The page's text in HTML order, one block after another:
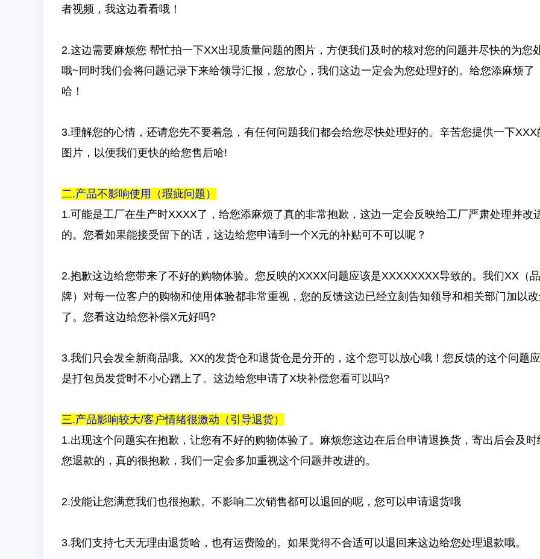
者视频，我这边看看哦！
2.这边需要麻烦您 帮忙拍一下XX出现质量问题的图片，方便我们及时的核对您的问题并尽快的为您
哦~同时我们会将问题记录下来给领导汇报，您放心，我们这边一定会为您处理好的。给您添麻烦了
哈！
3.理解您的心情，还请您先不要着急，有任何问题我们都会给您尽快处理好的。辛苦您提供一下XXX
图片，以便我们更快的给您售后哈!
二.产品不影响使用（瑕疵问题）
1.可能是工厂在生产时XXXX了，给您添麻烦了真的非常抱歉，这边一定会反映给工厂严肃处理并改
的。您看如果能接受留下的话，这边给您申请到一个X元的补贴可不可以呢？
2.抱歉这边给您带来了不好的购物体验。您反映的XXXX问题应该是XXXXXXXX导致的。我们XX（品
牌）对每一位客户的购物和使用体验都非常重视，您的反馈这边已经立刻告知领导和相关部门加以
了。您看这边给您补偿X元好吗?
3.我们只会发全新商品哦。XX的发货仓和退货仓是分开的，这个您可以放心哦！您反馈的这个问题
是打包员发货时不小心蹭上了。这边给您申请了X块补偿您看可以吗?
三.产品影响较大/客户情绪很激动（引导退货）
1.出现这个问题实在抱歉，让您有不好的购物体验了。麻烦您这边在后台申请退换货，寄出后会及时
您退款的，真的很抱歉，我们一定会多加重视这个问题并改进的。
2.没能让您满意我们也很抱歉。不影响二次销售都可以退回的呢，您可以申请退货哦
3.我们支持七天无理由退货哈，也有运费险的。如果觉得不合适可以退回来这边给您处理退款哦。